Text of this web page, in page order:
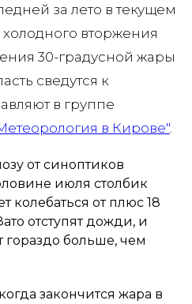
за лето в текущем
холодного вторжения
30-градусной жары
сведутся к
в группе
в Кирове"
от синоптиков
июля столбик
колебаться от плюс 18
отступят дожди, и
больше, чем
закончится жара в